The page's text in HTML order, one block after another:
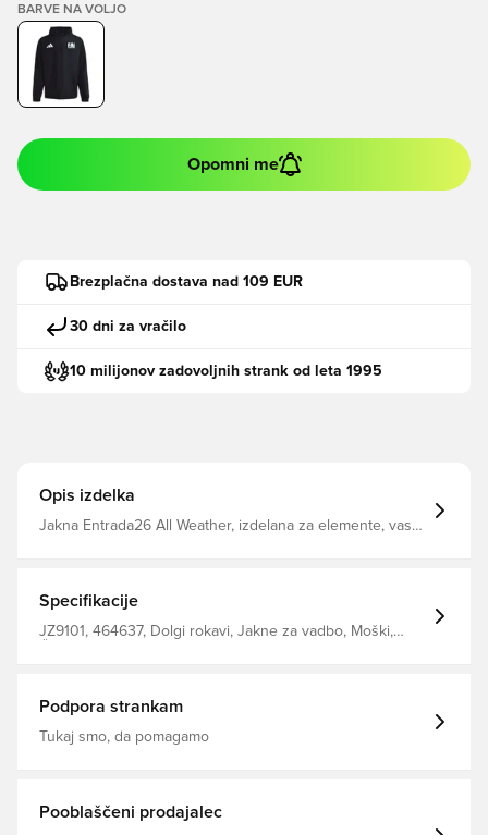
BARVE NA VOLJO
Opomni me
Brezplačna dostava nad 109 EUR
30 dni za vračilo
10 milijonov zadovoljnih strank od leta 1995
Opis izdelka
Jakna Entrada26 All Weather, izdelana za elemente, vas
Specifikacije
JZ9101, 464637, Dolgi rokavi, Jakne za vadbo, Moški,
Podpora strankam
Tukaj smo, da pomagamo
Pooblaščeni prodajalec